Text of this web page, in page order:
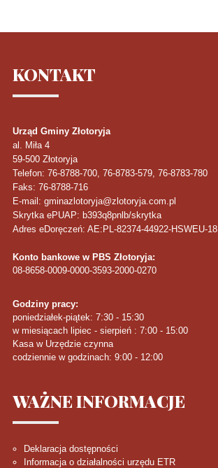
KONTAKT
Urząd Gminy Złotoryja
al. Miła 4
59-500 Złotoryja
Telefon: 76-8788-700, 76-8783-579, 76-8783-780
Faks: 76-8788-716
E-mail: gminazlotoryja@zlotoryja.com.pl
Skrytka ePUAP: b393q8pnlb/skrytka
Adres eDoręczeń: AE:PL-82374-44922-HSWEU-18
Konto bankowe w PBS Złotoryja:
08-8658-0009-0000-3593-2000-0270
Godziny pracy:
poniedziałek-piątek: 7:30 - 15:30
w miesiącach lipiec - sierpień : 7:00 - 15:00
Kasa w Urzędzie czynna
codziennie w godzinach: 9:00 - 12:00
WAŻNEINFORMACJE
Deklaracja dostępności
Informacja o działalności urzędu ETR